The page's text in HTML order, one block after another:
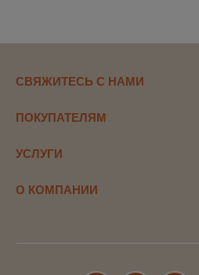
СВЯЖИТЕСЬ С НАМИ
ПОКУПАТЕЛЯМ
УСЛУГИ
О КОМПАНИИ